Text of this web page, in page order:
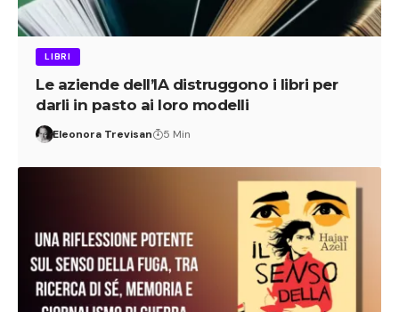
LIBRI
Le aziende dell’IA distruggono i libri per
darli in pasto ai loro modelli
Eleonora Trevisan 5 Min